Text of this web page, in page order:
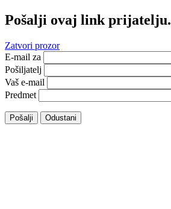
Pošalji ovaj link prijatelju.
Zatvori prozor
E-mail za
Pošiljatelj
Vaš e-mail
Predmet
Pošalji Odustani